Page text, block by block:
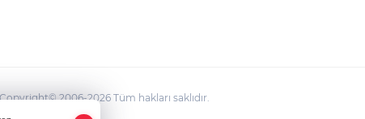
2006-2026 Tüm hakları saklıdır.